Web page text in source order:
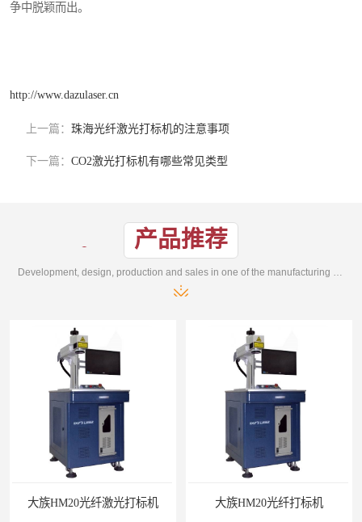
争中脱颖而出。
http://www.dazulaser.cn
上一篇： 珠海光纤激光打标机的注意事项
下一篇： CO2激光打标机有哪些常见类型
产品推荐
Development, design, production and sales in one of the manufacturing enterprises
大族HM20光纤激光打标机 大族HM20光纤打标机